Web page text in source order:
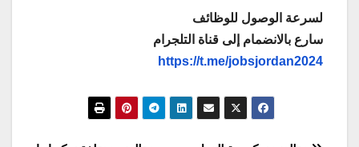
لسرعة الوصول للوظائف
سارع بالانضمام إلى قناة التلجرام
https://t.me/jobsjordan2024